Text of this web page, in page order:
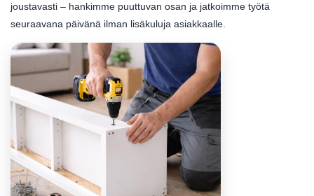
joustavasti – hankimme puuttuvan osan ja jatkoimme työtä
seuraavana päivänä ilman lisäkuluja asiakkaalle.